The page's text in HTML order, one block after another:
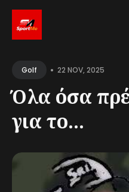
for
Blog
Golf • 22 NOV, 2025
Όλα όσα
για το...